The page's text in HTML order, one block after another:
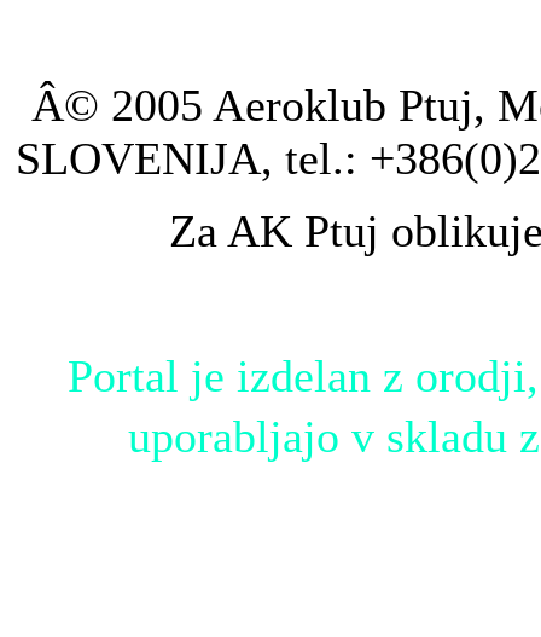
Â© 2005 Aeroklub Ptuj,
SLOVENIJA, tel.:
Za AK Ptuj
Portal je izdelan z
uporabljajo v skladu